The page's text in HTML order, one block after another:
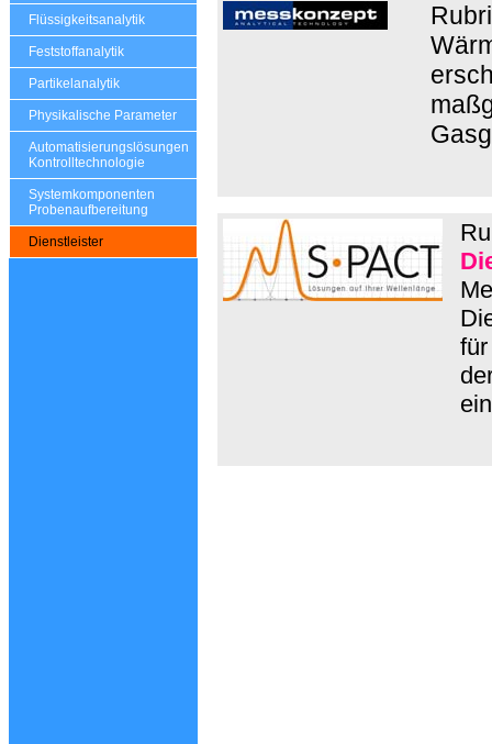
Flüssigkeitsanalytik
Feststoffanalytik
Partikelanalytik
Physikalische Parameter
Automatisierungslösungen
Kontrolltechnologie
Systemkomponenten
Probenaufbereitung
Dienstleister